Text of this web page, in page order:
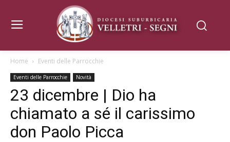
Home Eventi delle Parrocchie
Eventi delle Parrocchie Novità
23 dicembre | Dio ha
chiamato a sé il carissimo
don Paolo Picca